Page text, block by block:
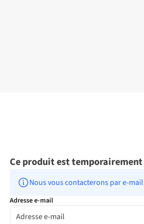
Ce produit est
Nous vous contacterons par e-
Adresse e-mail